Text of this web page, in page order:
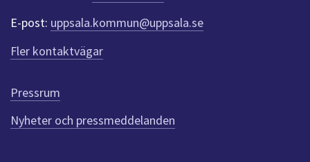
r
f
ö
r
e
n
n
a
E-post: uppsala.kommun@uppsala.se
Fler kontaktvägar
Pressrum
Nyheter och pressmeddelanden